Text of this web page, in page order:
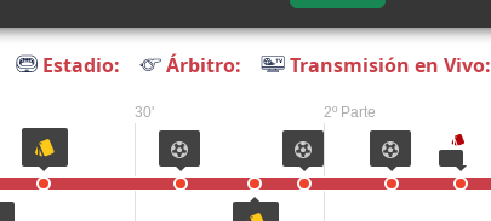
Estadio: Árbitro: Transmisión en Vivo:
30' 2º Parte